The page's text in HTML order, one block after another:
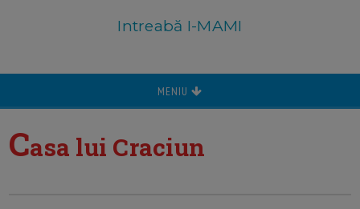
Intreabă I-MAMI
MENIU
Casa lui Craciun